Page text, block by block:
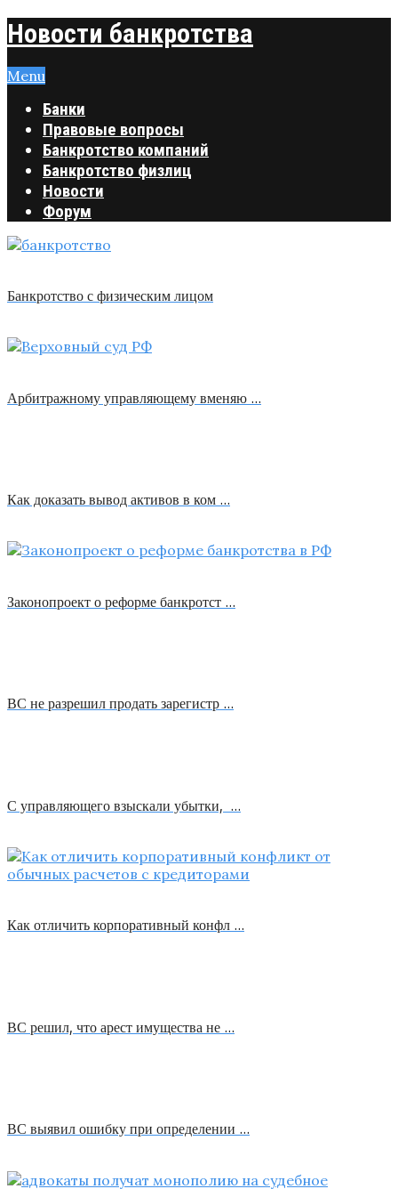
Новости банкротства
Menu
Банки
Правовые вопросы
Банкротство компаний
Банкротство физлиц
Новости
Форум
Банкротство с физическим лицом
Арбитражному управляющему вменяю …
Как доказать вывод активов в ком …
Законопроект о реформе банкротст …
ВС не разрешил продать зарегистр …
С управляющего взыскали убытки, …
Как отличить корпоративный конфл …
ВС решил, что арест имущества не …
ВС выявил ошибку при определении …